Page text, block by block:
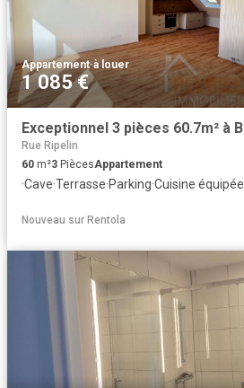
Appartement·à louer
1 085 €
Rue Ripelin
60 m²3 PiècesAppartement
·Cave·Terrasse·Parking·Cuisine équipée
Nouveau sur Rentola